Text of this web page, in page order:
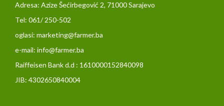
Adresa: Azize Šećirbegović 2, 71000 Sarajevo
Tel: 061/ 250-502
oglasi: marketing@farmer.ba
e-mail: info@farmer.ba
Raiffeisen Bank d.d : 1610000152840098
JIB: 4302650840004